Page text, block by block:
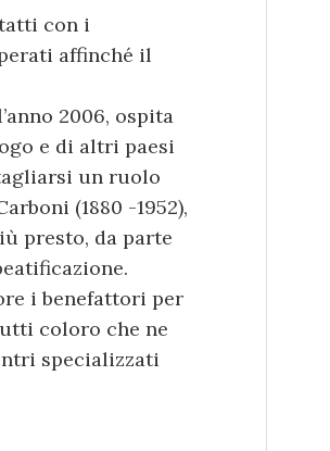
con i
affinché il
2006, ospita
e di altri paesi
un ruolo
(1880 -1952),
presto, da parte
i benefattori per
coloro che ne
specializzati